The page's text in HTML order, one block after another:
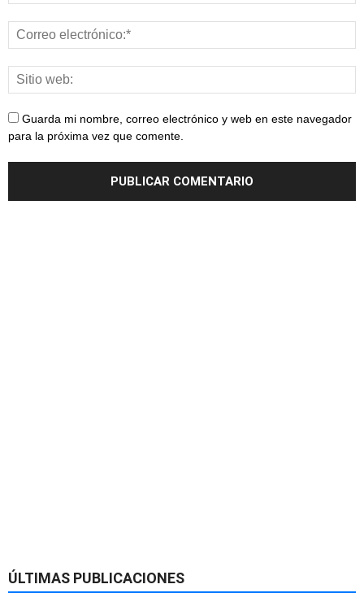
Guarda mi nombre, correo electrónico y web en este navegador
para la próxima vez que comente.
ÚLTIMAS PUBLICACIONES